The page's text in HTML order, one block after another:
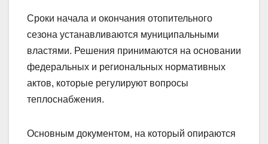
Сроки начала и окончания отопительного
сезона устанавливаются муниципальными
властями. Решения принимаются на основании
федеральных и региональных нормативных
актов, которые регулируют вопросы
теплоснабжения.
Основным документом, на который опираются